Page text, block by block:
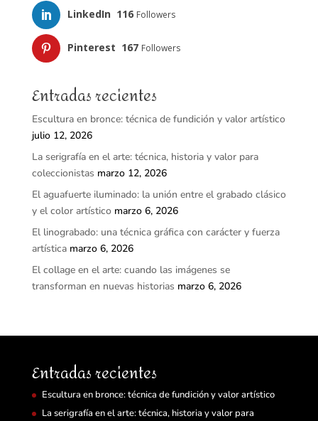
LinkedIn 116 Followers
Pinterest 167 Followers
Entradas recientes
Escultura en bronce: técnica de fundición y valor artístico
julio 12, 2026
La serigrafía en el arte: técnica, historia y valor para
coleccionistas marzo 12, 2026
El aguafuerte iluminado: la unión entre el grabado clásico
y el color artístico marzo 6, 2026
El linograbado: una técnica gráfica con carácter y fuerza
artística marzo 6, 2026
El collage en el arte: cuando las imágenes se
transforman en nuevas historias marzo 6, 2026
Entradas recientes
Escultura en bronce: técnica de fundición y valor artístico
La serigrafía en el arte: técnica, historia y valor para